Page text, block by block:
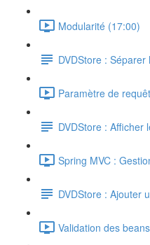
Modularité (17:00)
DVDStore :
Paramètre de
DVDStore : Afficher
Spring MVC :
DVDStore : Ajouter
Validation des